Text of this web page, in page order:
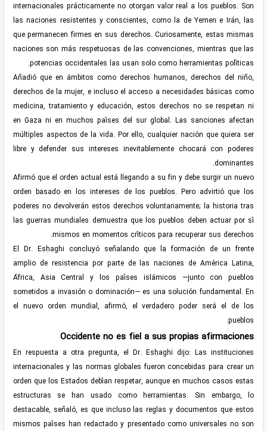
internacionales prácticamente no otorgan valor real a los pueblos. Son
las naciones resistentes y conscientes, como la de Yemen e Irán, las
que permanecen firmes en sus derechos. Curiosamente, estas mismas
naciones son más respetuosas de las convenciones, mientras que las
potencias occidentales las usan solo como herramientas políticas.
Añadió que en ámbitos como derechos humanos, derechos del niño,
derechos de la mujer, e incluso el acceso a necesidades básicas como
medicina, tratamiento y educación, estos derechos no se respetan ni
en Gaza ni en muchos países del sur global. Las sanciones afectan
múltiples aspectos de la vida. Por ello, cualquier nación que quiera ser
libre y defender sus intereses inevitablemente chocará con poderes
dominantes.
Afirmó que el orden actual está llegando a su fin y debe surgir un nuevo
orden basado en los intereses de los pueblos. Pero advirtió que los
poderes no devolverán estos derechos voluntariamente; la historia tras
las guerras mundiales demuestra que los pueblos deben actuar por sí
mismos en momentos críticos para recuperar sus derechos.
El Dr. Esḥaghi concluyó señalando que la formación de un frente
amplio de resistencia por parte de las naciones de América Latina,
África, Asia Central y los países islámicos —junto con pueblos
sometidos a invasión o dominación— es una solución fundamental. En
el nuevo orden mundial, afirmó, el verdadero poder será el de los
pueblos.
Occidente no es fiel a sus propias afirmaciones
En respuesta a otra pregunta, el Dr. Esḥaghi dijo: Las instituciones
internacionales y las normas globales fueron concebidas para crear un
orden que los Estados debían respetar, aunque en muchos casos estas
estructuras se han usado como herramientas. Sin embargo, lo
destacable, señaló, es que incluso las reglas y documentos que estos
mismos países han redactado y presentado como universales no son